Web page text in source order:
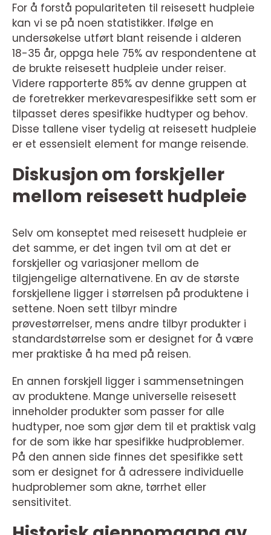
For å forstå populariteten til reisesett hudpleie
kan vi se på noen statistikker. Ifølge en
undersøkelse utført blant reisende i alderen
18-35 år, oppga hele 75% av respondentene at
de brukte reisesett hudpleie under reiser.
Videre rapporterte 85% av denne gruppen at
de foretrekker merkevarespesifikke sett som er
tilpasset deres spesifikke hudtyper og behov.
Disse tallene viser tydelig at reisesett hudpleie
er et essensielt element for mange reisende.
Diskusjon om forskjeller
mellom reisesett hudpleie
Selv om konseptet med reisesett hudpleie er
det samme, er det ingen tvil om at det er
forskjeller og variasjoner mellom de
tilgjengelige alternativene. En av de største
forskjellene ligger i størrelsen på produktene i
settene. Noen sett tilbyr mindre
prøvestørrelser, mens andre tilbyr produkter i
standardstørrelse som er designet for å være
mer praktiske å ha med på reisen.
En annen forskjell ligger i sammensetningen
av produktene. Mange universelle reisesett
inneholder produkter som passer for alle
hudtyper, noe som gjør dem til et praktisk valg
for de som ikke har spesifikke hudproblemer.
På den annen side finnes det spesifikke sett
som er designet for å adressere individuelle
hudproblemer som akne, tørrhet eller
sensitivitet.